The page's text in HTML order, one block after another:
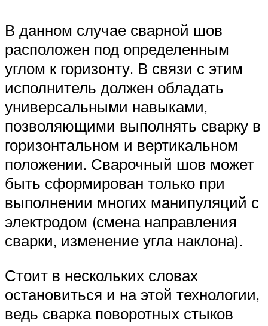
В данном случае сварной шов
расположен под определенным
углом к горизонту. В связи с этим
исполнитель должен обладать
универсальными навыками,
позволяющими выполнять сварку в
горизонтальном и вертикальном
положении. Сварочный шов может
быть сформирован только при
выполнении многих манипуляций с
электродом (смена направления
сварки, изменение угла наклона).
Стоит в нескольких словах
остановиться и на этой технологии,
ведь сварка поворотных стыков